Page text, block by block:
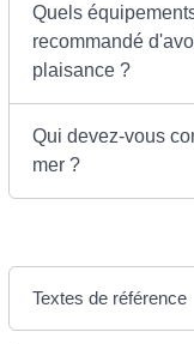
Quels
recommandé
plaisance ?
Qui devez-vous
mer ?
Textes de référence